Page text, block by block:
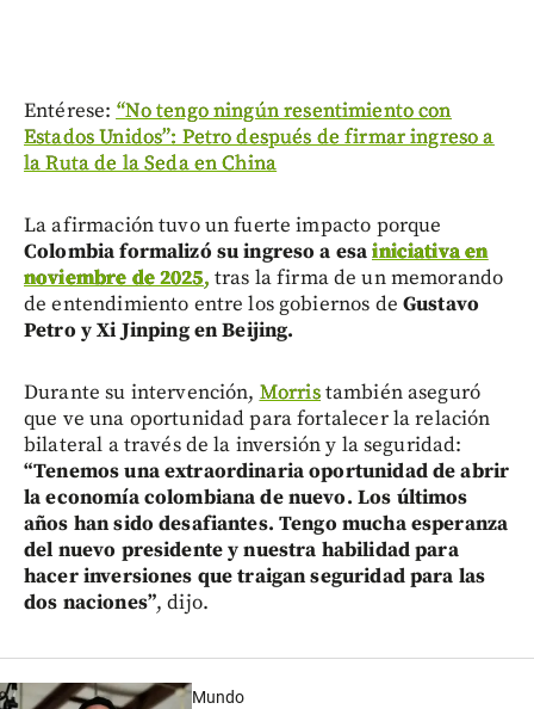
Entérese: “No tengo ningún resentimiento con
Estados Unidos”: Petro después de firmar ingreso a
la Ruta de la Seda en China
La afirmación tuvo un fuerte impacto porque
Colombia formalizó su ingreso a esainiciativa en
noviembre de 2025, tras la firma de un memorando
de entendimiento entre los gobiernos de Gustavo
Petro y Xi Jinping en Beijing.
Durante su intervención, Morristambién aseguró
que ve una oportunidad para fortalecer la relación
bilateral a través de la inversión y la seguridad:
“Tenemos una extraordinaria oportunidad de abrir
la economía colombiana de nuevo. Los últimos
años han sido desafiantes. Tengo mucha esperanza
del nuevo presidente y nuestra habilidad para
hacer inversiones que traigan seguridad para las
dos naciones”, dijo.
Mundo